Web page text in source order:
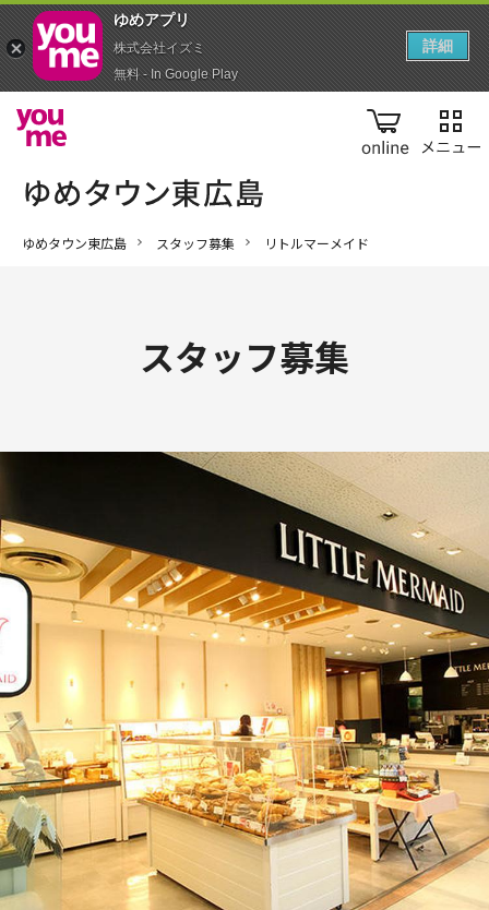
online
ゆめタウン東広島 スタッフ募集 リトルマーメイド
スタッフ募集
ゆめアプ‪リ‬
株式会社イズミ
無料 - In Google Play
詳細